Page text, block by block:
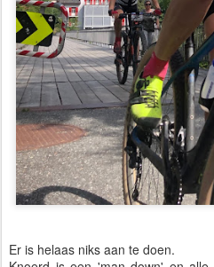
Er is helaas niks aan te doen.